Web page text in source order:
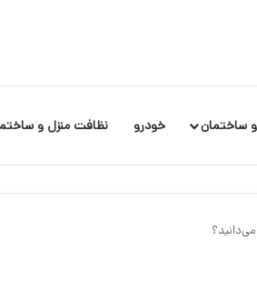
ساختمان خودرو نظافت منزل و